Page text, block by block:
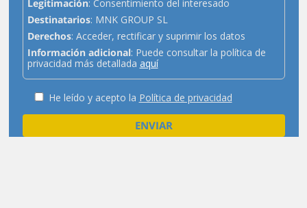
Legitimación: Consentimiento del interesado
Destinatarios: MNK GROUP SL
Derechos: Acceder, rectificar y suprimir los datos
Información adicional: Puede consultar la política de
privacidad más detallada aquí
He leído y acepto la Política de privacidad